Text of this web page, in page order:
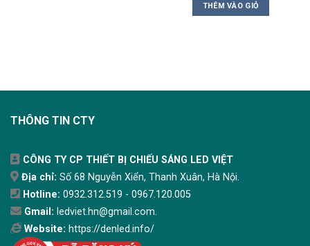
THÊM VÀO GIỎ
THÔNG TIN CTY
CÔNG TY CP THIẾT BỊ CHIẾU SÁNG LED VIỆT
Địa chỉ: Số 68 Nguyễn Xiển, Thanh Xuân, Hà Nội.
Hotline: 0932.312.519 - 0967.120.005
Gmail: ledviet.hn@gmail.com.
Website: https://denled.info/